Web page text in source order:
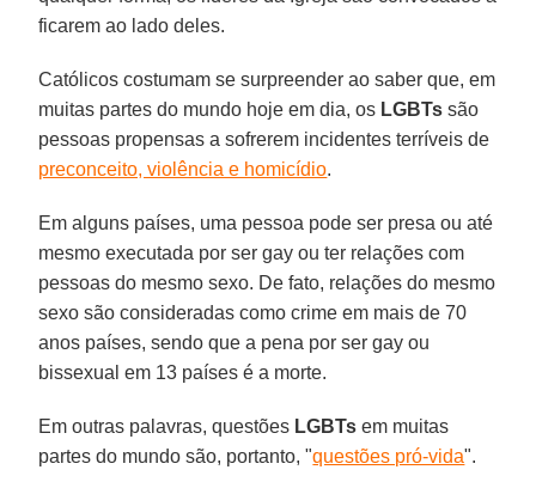
ficarem ao lado deles.
Católicos costumam se surpreender ao saber que, em
muitas partes do mundo hoje em dia, os LGBTs são
pessoas propensas a sofrerem incidentes terríveis de
preconceito, violência e homicídio.
Em alguns países, uma pessoa pode ser presa ou até
mesmo executada por ser gay ou ter relações com
pessoas do mesmo sexo. De fato, relações do mesmo
sexo são consideradas como crime em mais de 70
anos países, sendo que a pena por ser gay ou
bissexual em 13 países é a morte.
Em outras palavras, questões LGBTs em muitas
partes do mundo são, portanto, "questões pró-vida".